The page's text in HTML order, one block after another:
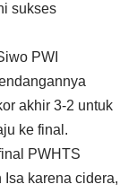
sukses
PWI
akhir 3-2 untuk
ke final.
PWHTS
karena cidera,